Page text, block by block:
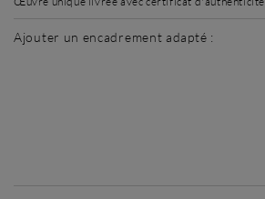
Ajouter un encadrement adapté :